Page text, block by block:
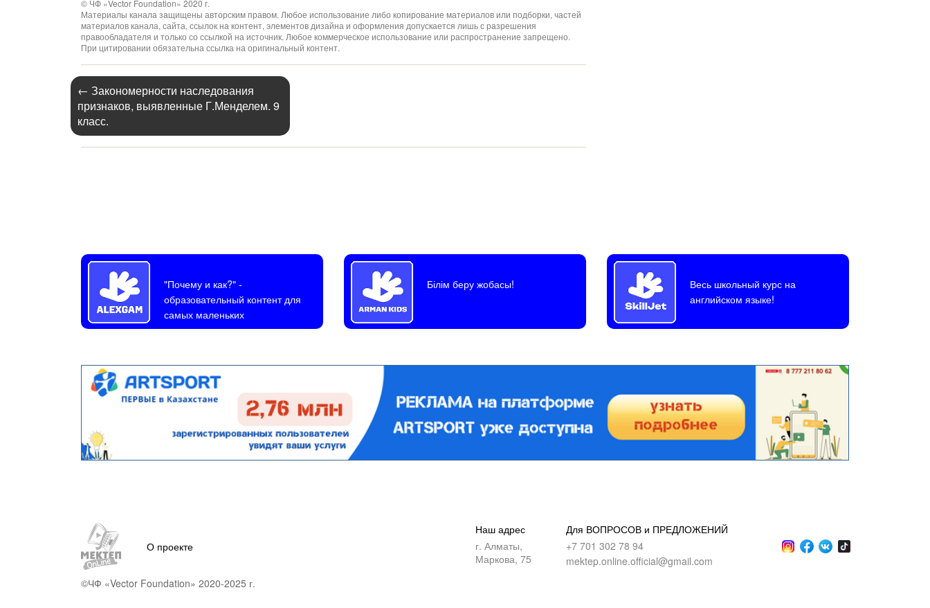
© ЧФ «Vector Foundation» 2020 г.
Материалы канала защищены авторским правом. Любое использование либо копирование материалов или подборки, частей
материалов канала, сайта, ссылок на контент, элементов дизайна и оформления допускается лишь с разрешения
правообладателя и только со ссылкой на источник. Любое коммерческое использование или распространение запрещено.
При цитировании обязательна ссылка на оригинальный контент.
← Закономерности наследования
признаков, выявленные Г.Менделем. 9
класс.
"Почему и как?"-
образовательный контент для
самых маленьких
Білім беру жобасы!
Весь школьный курс на
английском языке!
О проекте
Наш адрес
г. Алматы,
Маркова, 75
Для ВОПРОСОВ и ПРЕДЛОЖЕНИЙ
+7 701 302 78 94
mektep.online.official@gmail.com
©ЧФ «Vector Foundation» 2020-2025 г.